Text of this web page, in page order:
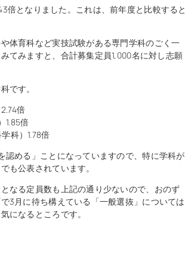
倍となりました。これは、前年度と比較すると
体育科など実技試験がある専門学科のごく一
てみますと、合計募集定員1,000名に対し志願
です。
倍
1.85倍
科）1.78倍
める」ことになっていますので、特に学科が
も公表されています。
なる定員数も上記の通り少ないので、おのず
3月に待ち構えている「一般選抜」については
になるところです。